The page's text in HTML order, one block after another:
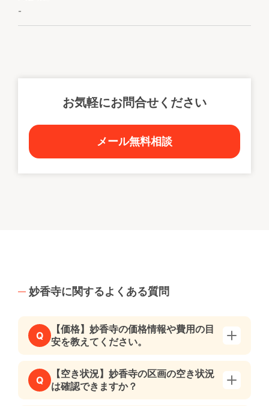
-
お気軽にお問合せください
メール無料相談
妙香寺に関するよくある質問
Q
【価格】妙香寺の価格情報や費用の目
安を教えてください。
Q
【空き状況】妙香寺の区画の空き状況
は確認できますか？